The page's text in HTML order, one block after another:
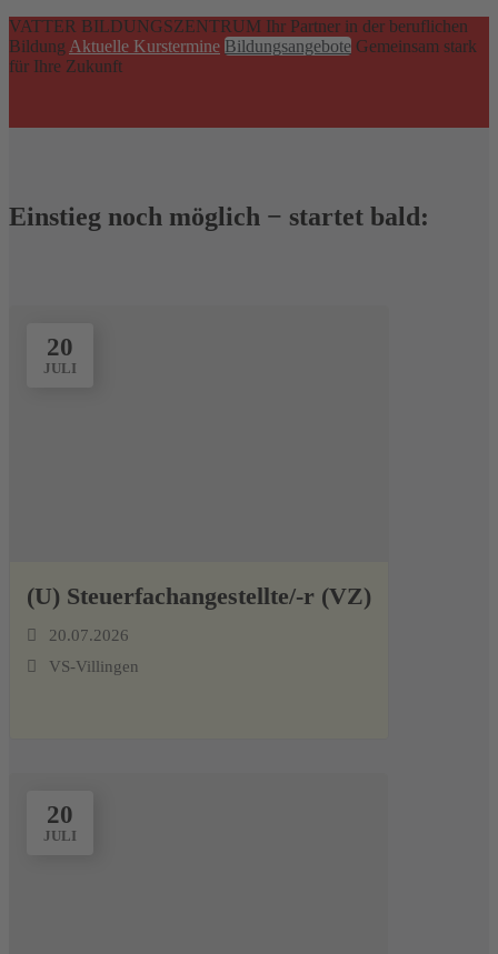
VATTER BILDUNGSZENTRUM Ihr Partner in der beruflichen
Bildung Aktuelle Kurstermine Bildungsangebote Gemeinsam stark
für Ihre Zukunft
Einstieg noch möglich − startet bald:
20
JULI
(U) Steuerfachangestellte/-r (VZ)
20.07.2026
VS-Villingen
20
JULI